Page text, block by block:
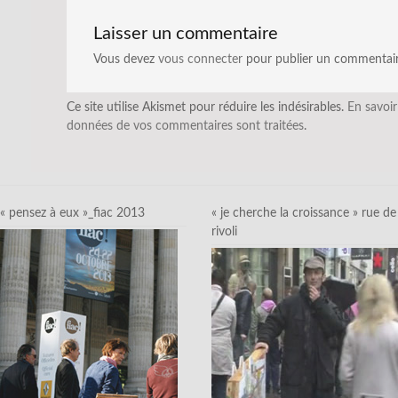
Laisser un commentaire
Vous devez vous connecter pour publier un
Ce site utilise Akismet pour réduire les indésirables. En
données de vos commentaires sont traitées.
« pensez à eux »_fiac 2013
« je cherche la croissance » rue de
rivoli